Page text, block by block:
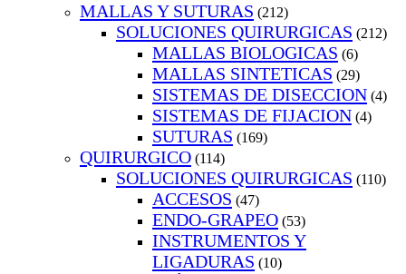
MALLAS Y SUTURAS (212)
SOLUCIONES QUIRURGICAS (212)
MALLAS BIOLOGICAS (6)
MALLAS SINTETICAS (29)
SISTEMAS DE DISECCION (4)
SISTEMAS DE FIJACION (4)
SUTURAS (169)
QUIRURGICO (114)
SOLUCIONES QUIRURGICAS (110)
ACCESOS (47)
ENDO-GRAPEO (53)
INSTRUMENTOS Y
LIGADURAS (10)